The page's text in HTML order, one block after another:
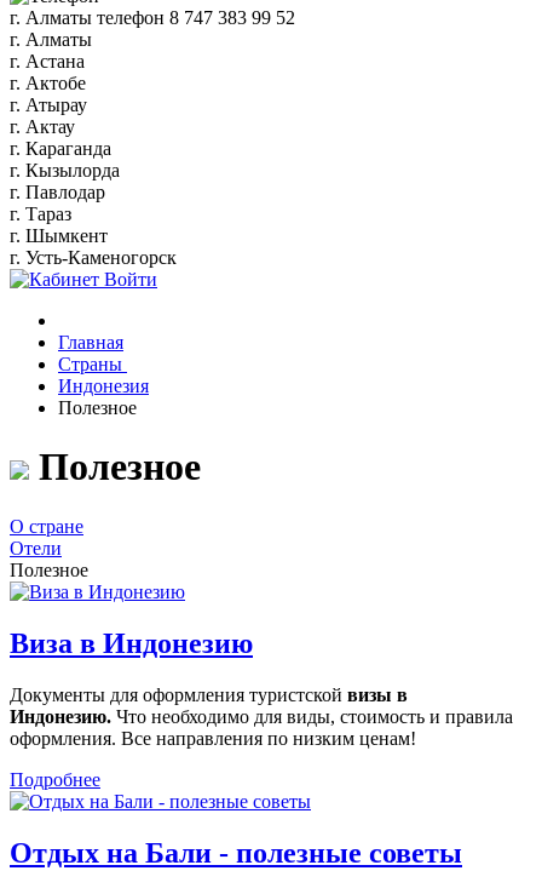
г. Алматы телефон 8 747 383 99 52
г. Алматы
г. Астана
г. Актобе
г. Атырау
г. Актау
г. Караганда
г. Кызылорда
г. Павлодар
г. Тараз
г. Шымкент
г. Усть-Каменогорск
Войти
Главная
Страны
Индонезия
Полезное
Полезное
О стране
Отели
Полезное
Виза в Индонезию
Документы для оформления туристской визы в
Индонезию. Что необходимо для виды, стоимость и правила
оформления. Все направления по низким ценам!
Подробнее
Отдых на Бали - полезные советы